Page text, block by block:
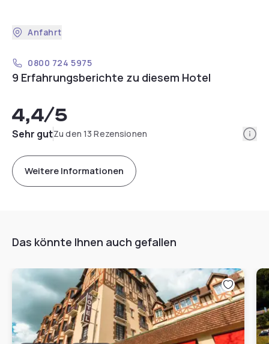
Anfahrt
0800 724 5975
9 Erfahrungsberichte zu diesem Hotel
4,4/5
Sehr gutZu den 13 Rezensionen
Weitere Informationen
Das könnte Ihnen auch gefallen